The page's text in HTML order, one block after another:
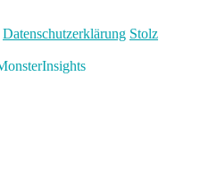
Datenschutzerklärung Stolz